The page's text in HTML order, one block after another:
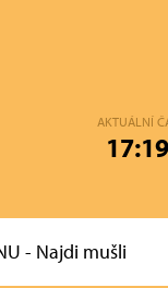
AKTUÁLNÍ
17:19
- Najdi mušli